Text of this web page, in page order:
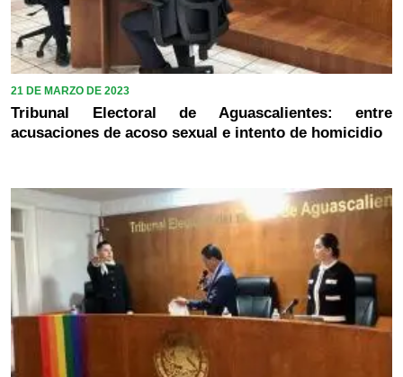
21 DE MARZO DE 2023
Tribunal Electoral de Aguascalientes: entre
acusaciones de acoso sexual e intento de homicidio